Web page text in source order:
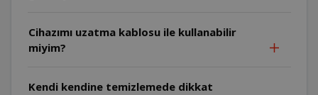
Cihazımı uzatma kablosu ile kullanabilir
miyim?
Kendi kendine temizlemede dikkat